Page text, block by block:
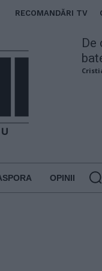
RECOMANDĂRI TV
De
OPINII